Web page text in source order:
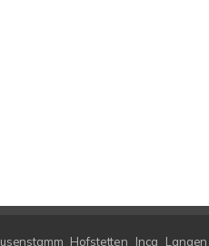
Hofstetten Inca Langen